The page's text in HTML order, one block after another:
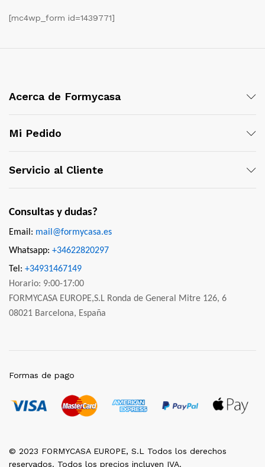
[mc4wp_form id=1439771]
Acerca de Formycasa
Mi Pedido
Servicio al Cliente
Consultas y dudas?
Email: mail@formycasa.es
Whatsapp: +34622820297
Tel: +34931467149
Horario: 9:00-17:00
FORMYCASA EUROPE,S.L Ronda de General Mitre 126, 6
08021 Barcelona, España
© 2023 FORMYCASA EUROPE, S.L Todos los derechos
reservados. Todos los precios incluyen IVA.
Formas de pago